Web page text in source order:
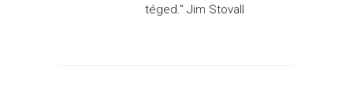
téged." Jim Stovall